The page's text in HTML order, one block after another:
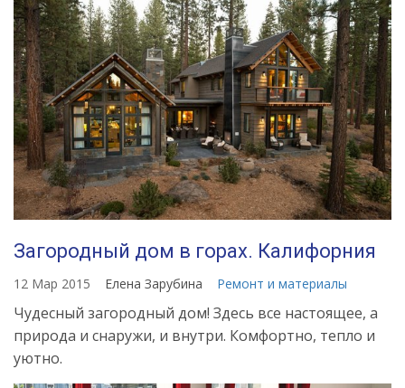
Загородный дом в горах. Калифорния
12 Мар 2015 Елена Зарубина Ремонт и материалы
Чудесный загородный дом! Здесь все настоящее, а
природа и снаружи, и внутри. Комфортно, тепло и
уютно.